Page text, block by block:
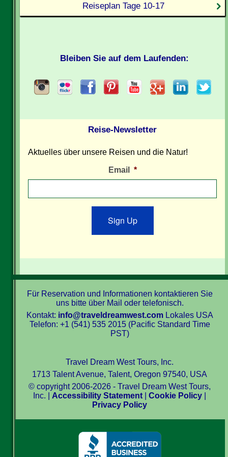
Reiseplan Tage 10-17
Bleiben Sie auf dem Laufenden:
Reise-Newsletter
Aktuelles über unsere Reisen und die Natur!
Email *
Sign Up
Für Reservation und Informationen kontaktieren Sie
uns bitte über Mail oder telefonisch.
Kontakt: info@traveldreamwest.comLokales USA
Telefon: +1 (541) 535 2015 (Pacific Standard Time
PST)
Travel Dream West Tours, Inc.
1713 Talent Avenue, Talent, Oregon 97540, USA
© copyright 2006-2026 - Travel Dream West Tours,
Inc. | Accessibility Statement |Cookie Policy
Privacy Policy